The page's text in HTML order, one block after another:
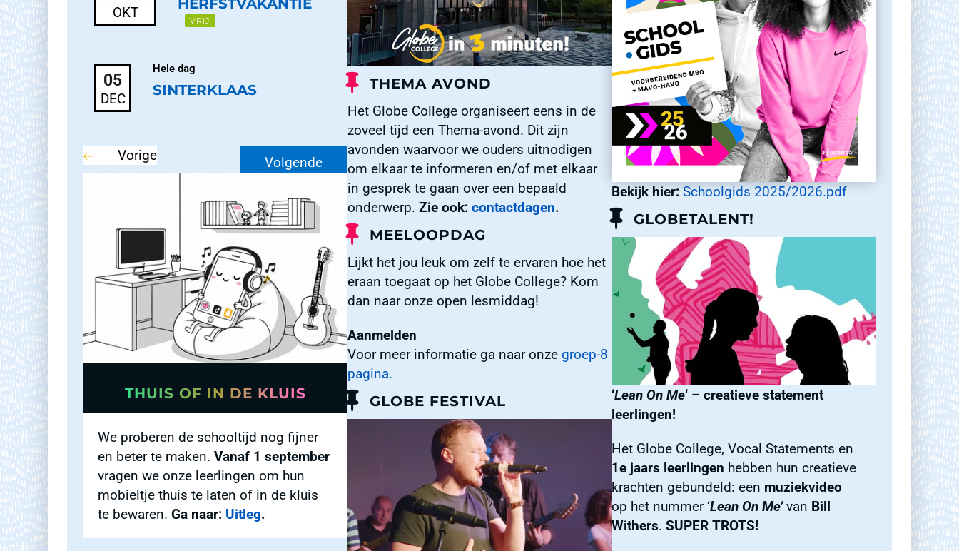
OKT
HERFSTVAKANTIE
VRIJ
05
DEC
Hele dag
SINTERKLAAS
Vorige Volgende
THUIS OF IN DE KLUIS
We proberen de schooltijd nog fijner
en beter te maken.Vanaf 1 september
vragen we onze leerlingen om hun
mobieltje thuis te laten of in de kluis
te bewaren.Ga naar: Uitleg.
THEMA AVOND
Het Globe College organiseert eens in de
zoveel tijd een Thema-avond. Dit zijn
avonden waarvoor we ouders uitnodigen
om elkaar te informeren en/of met elkaar
in gesprek te gaan over een bepaald
onderwerp. Zie ook:contactdagen.
MEELOOPDAG
Lijkt het jou leuk om zelf te ervaren hoe het
eraan toegaat op het Globe College? Kom
dan naar onze open lesmiddag!
Aanmelden
Voor meer informatie ga naar onze groep-8
pagina.
GLOBE FESTIVAL
Bekijk hier: Schoolgids 2025/2026.pdf
GLOBETALENT!
‘Lean On Me‘ – creatieve statement
leerlingen!
Het Globe College, Vocal Statements en
1e jaars leerlingen hebben hun creatieve
krachten gebundeld: een muziekvideo
op het nummer ‘Lean On Me’van Bill
Withers. SUPER TROTS!